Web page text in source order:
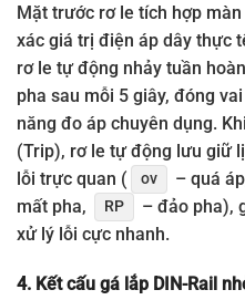
Mặt trước rơ le tích hợp
xác giá trị điện áp dây thực
rơ le tự động nhảy tuần
pha sau mỗi 5 giây, đóng
năng đo áp chuyên dụng.
(Trip), rơ le tự động lưu giữ
lỗi trực quan (
ov – quá
mất pha,
RP
– đảo pha),
xử lý lỗi cực nhanh.
4. Kết cấu gá lắp DIN-Rail